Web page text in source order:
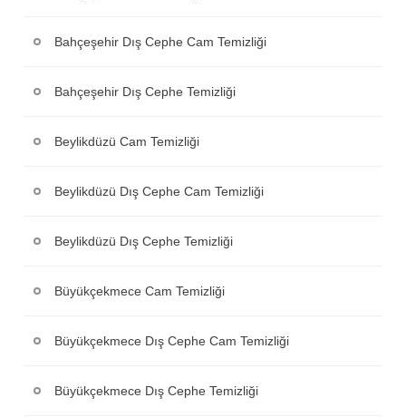
Bahçeşehir Dış Cephe Cam Temizliği
Bahçeşehir Dış Cephe Temizliği
Beylikdüzü Cam Temizliği
Beylikdüzü Dış Cephe Cam Temizliği
Beylikdüzü Dış Cephe Temizliği
Büyükçekmece Cam Temizliği
Büyükçekmece Dış Cephe Cam Temizliği
Büyükçekmece Dış Cephe Temizliği